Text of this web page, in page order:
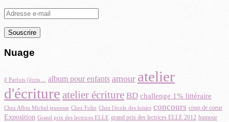
Adresse
e-
mail
Nuage
# Parfois j'écris ... album pour enfants amour atelier
d'écriture atelier écriture BD challenge 1% littéraire
Chez Albin Michel jeunesse Chez Folio Chez l'école des loisirs concours coup de coeur
Exposition Grand prix des lectrices ELLE grand prix des lectrices ELLE 2012 humour